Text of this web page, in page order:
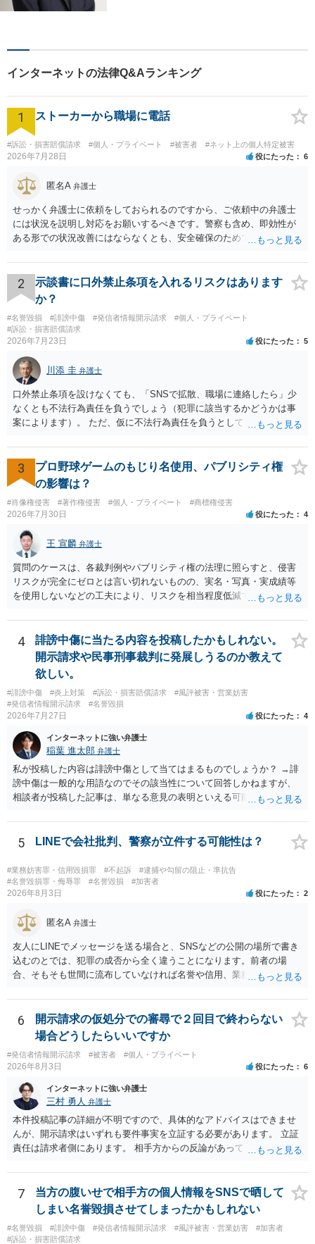
安」を「安心」に変えられる
よう尽力いたします。
インターネットの法律Q&Aランキング
1 ストーカーから職場に電話
#訴訟・損害賠償請求 #個人・プライベート #被害者 #ネット上の個人特定被害
2026年7月28日 役にたった 6
匿名A 弁護士
せっかく弁護士に依頼をしておられるのですから、ご依頼中の弁護士
には状況を説明し対応をお願いするべきです。警察も含め、即効性が
ある形での状況改善にはならなくとも、安全確保のためできることは
2
示談書に口外禁止条項を入れるリスクはあります
か？
#名誉毀損 #誹謗中傷 #発信者情報開示請求
#個人・プライベート
#訴訟・損害賠償請求
2026年7月23日 役にたった 5
川添 圭 弁護士
口外禁止条項を設けなくても、「SNSで拡散、職場に連絡したら」少
なくとも不法行為責任を負うでしょう（犯罪に該当するかどうかは事
案によります）。 ただ、仮に不法行為責任を負うとしても、違約金を
（日本の裁判所が認定する慰謝料は、到底被害感情を満足させられる
ような金額ではありません）。そのため、口外禁止条項とともに口外
した場合の違約金（100～200万円程度）を定めることには、大きな意
味と抑止力があります。 逆に、口外禁止条項を設けると、正当な理由
がある場合を除いて第三者へ情報開示ができなくなります。そのた
め、口外禁止条項によって自らを縛られてしまうと困るようなケース
（例えば弁護団事件でマスコミ等へ公表する必要があるケース等）で
は、口外禁止の範囲を特定・限定する等の工夫をすることがあります
が、個人間の紛争で、合意後もみだりに紛争情報を口外することそれ
自体が異常事態であって、相手方への抑止効果として口外禁止条項を
設定しておく方が望ましい場合が多いと思われます（上記のとおり、
口外禁止条項は、違反した際の違約金条項とワンセットにすることで
効果を発揮するといえます）。
3
プロ野球ゲームのもじり名使用、パブリシティ権
の影響は？
#肖像権侵害 #著作権侵害 #個人・プライベート #商標権侵害
2026年7月30日 役にたった 4
王 宣麟 弁護士
質問のケースは、各裁判例やパブリシティ権の法理に照らすと、侵害
リスクが完全にゼロとは言い切れないものの、実名・写真・実成績等
を使用しないなどの工夫により、リスクを相当程度低減できる設計に
推測できる」という点は、裁判で争われた場合に「専ら顧客吸引力の
利用を目的とする」と判断される余地を残すため、一定の注意が必要
です。 また、広告収益の有無は、侵害判断に一定の影響を与える可能
性がありますが、決定的要因ではありません。 パブリシティ権侵害の
成否は、主に「専ら顧客吸引力の利用を目的とするか」という点で判
断されます。広告収益があることは「商業的目的」を強く示す要素で
すが、それだけで直ちに侵害となるわけではありません。完全無償・
非営利であれば「表現の自由」「創作物」としての側面が強く評価さ
れる可能性があります。一方、広告収益がある場合は「商業利用」と
しての色彩が強まり、リスクが高まる可能性があります。 公開前に変
更・確認しておく事項については、公開の場でアドバイスするにも限
界があるかと思うので、資料等を持参の上、弁護士に相談されること
も一つかと存じます。
4
誹謗中傷に当たる内容を投稿したかもしれない。
開示請求や民事刑事裁判に発展しうるのか教えて
欲しい。
#誹謗中傷 #炎上対策 #訴訟・損害賠償請求
#風評被害・営業妨害
#発信者情報開示請求
#名誉毀損
2026年7月27日 役にたった 4
インターネットに強い弁護士
稲葉 進太郎 弁護士
私が投稿した内容は誹謗中傷として当てはまるものでしょうか？ →誹
謗中傷は一般的な用語なのでその該当性について回答しかねますが、
相談者が投稿した記事は、単なる意見の表明といえる可能性が高く、
て、開示請求が認められたり、民事裁判や刑事裁判に発展しうるもの
でしょうか？ →権利侵害や、名誉毀損・侮辱に該当する可能性が低い
ため、民事裁判や刑事裁判に発展することはあまり考えられないよう
に思われます。
5 LINEで会社批判、警察が立件する可能性は？
#業務妨害罪・信用毀損罪 #不起訴
#逮捕や勾留の阻止・準抗告
#名誉毀損罪・侮辱罪
#名誉毀損 #加害者
2026年8月3日 役にたった 2
匿名A 弁護士
友人にLINEでメッセージを送る場合と、SNSなどの公開の場所で書き
込むのとでは、犯罪の成否から全く違うことになります。前者の場
合、そもそも世間に流布していなければ名誉や信用、業務にかかる犯
6
開示請求の仮処分での審尋で２回目で終わらない
場合どうしたらいいですか
#発信者情報開示請求 #被害者 #個人・プライベート
2026年8月3日 役にたった 6
インターネットに強い弁護士
三村 勇人 弁護士
本件投稿記事の詳細が不明ですので、具体的なアドバイスはできませ
んが、開示請求はいずれも要件事実を立証する必要があります。 立証
責任は請求者側にあります。 相手方からの反論があっても、裁判官が
方が口頭で反論したのは、仮処分は迅速性が要求されるためです。 書
面での反論となれば、より遅延する可能性がございます。 また、本件
はXのため、APのIPアドレスの保存期間の問題もございます。 開示請
求は法律知識が不可欠ですが、それだけでは足りず、実務を踏まえた
方法を選択することが重要です。
7
当方の腹いせで相手方の個人情報をSNSで晒して
しまい名誉毀損させてしまったかもしれない
#名誉毀損 #誹謗中傷 #発信者情報開示請求 #風評被害・営業妨害
#加害者
#訴訟・損害賠償請求